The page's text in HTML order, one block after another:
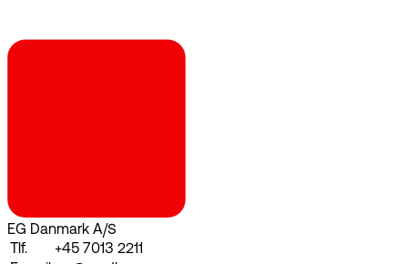
EG Danmark A/S
Tlf.
+45 7013 2211